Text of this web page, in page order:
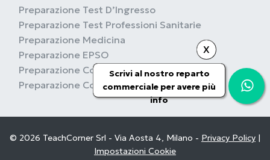
X
Scrivi al nostro reparto
commerciale per avere più
info
Preparazione Test D’Ingresso
Preparazione Test Professioni Sanitarie
Preparazione Medicina
Preparazione EPSO
Preparazione Concorsi Pubblici
Preparazione Concorsi Militari
© 2026 TeachCorner Srl - Via Aosta 4, Milano - Privacy Policy |
Impostazioni Cookie